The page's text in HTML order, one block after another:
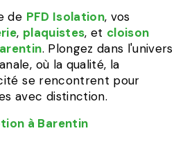
de PFD Isolation, vos
, plaquistes, et cloison
. Plongez dans l'univers
où la qualité, la
se rencontrent pour
avec distinction.
à Barentin